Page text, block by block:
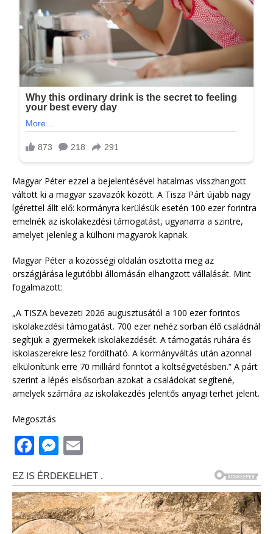
Magyar Péter ezzel a bejelentésével hatalmas visszhangott
váltott ki a magyar szavazók között. A Tisza Párt újabb nagy
ígérettel állt elő: kormányra kerülésük esetén 100 ezer forintra
emelnék az iskolakezdési támogatást, ugyanarra a szintre,
amelyet jelenleg a külhoni magyarok kapnak.
Magyar Péter a közösségi oldalán osztotta meg az
országjárása legutóbbi állomásán elhangzott vállalását. Mint
fogalmazott:
„A TISZA bevezeti 2026 augusztusától a 100 ezer forintos
iskolakezdési támogatást. 700 ezer nehéz sorban élő családnál
segítjük a gyermekek iskolakezdését. A támogatás ruhára és
iskolaszerekre lesz fordítható. A kormányváltás után azonnal
elkülönítünk erre 70 milliárd forintot a költségvetésben.” A párt
szerint a lépés elsősorban azokat a családokat segítené,
amelyek számára az iskolakezdés jelentős anyagi terhet jelent.
Megosztás
F
a
c
e
b
M
ss
e
n
ai
l